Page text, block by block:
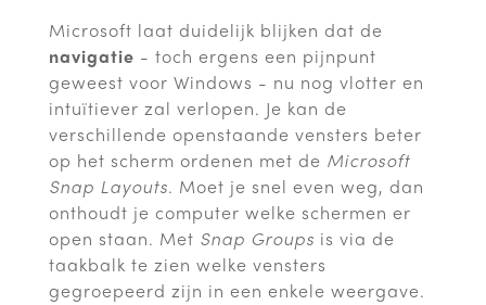
Microsoft laat duidelijk blijken dat de
navigatie - toch ergens een pijnpunt
geweest voor Windows - nu nog vlotter en
intuïtiever zal verlopen. Je kan de
verschillende openstaande vensters beter
op het scherm ordenen met de Microsoft
Snap Layouts. Moet je snel even weg, dan
onthoudt je computer welke schermen er
open staan. Met Snap Groups is via de
taakbalk te zien welke vensters
gegroepeerd zijn in een enkele weergave.